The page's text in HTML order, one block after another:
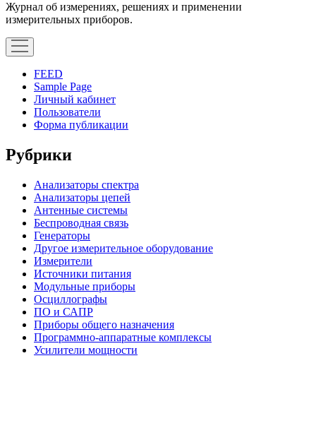
Журнал об измерениях, решениях и применении
измерительных приборов.
открыть
меню
FEED
Sample Page
Личный кабинет
Пользователи
Форма публикации
Сайдбар
Рубрики
Анализаторы спектра
Анализаторы цепей
Антенные системы
Беспроводная связь
Генераторы
Другое измерительное оборудование
Измерители
Источники питания
Модульные приборы
Осциллографы
ПО и САПР
Приборы общего назначения
Программно-аппаратные комплексы
Усилители мощности